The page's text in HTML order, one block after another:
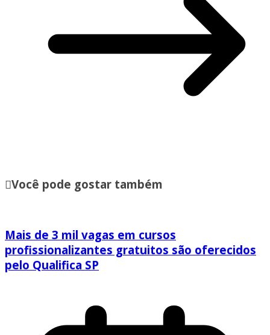
Você pode gostar também
Mais de 3 mil vagas em cursos
profissionalizantes gratuitos são oferecidos
pelo Qualifica SP